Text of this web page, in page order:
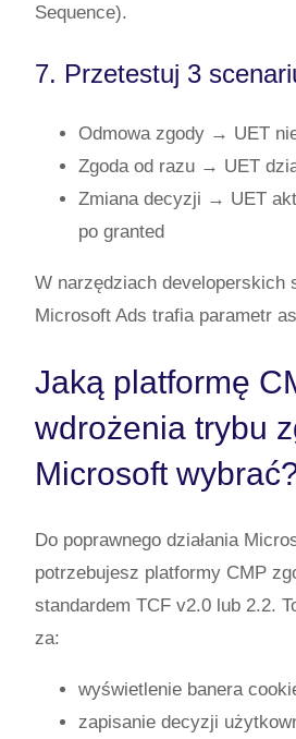
Sequence).
7. Przetestuj 3
Odmowa zgody → UET
Zgoda od razu → UET
Zmiana decyzji → UET
po granted
W narzędziach developerskich
Microsoft Ads trafia parametr
Jaką platformę
wdrożenia trybu
Microsoft
Do poprawnego działania
potrzebujesz platformy CMP
standardem TCF v2.0 lub 2.2.
za:
wyświetlenie banera
zapisanie decyzji